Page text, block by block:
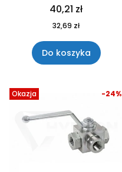
40,21 zł
32,69 zł
Do koszyka
Okazja -24%